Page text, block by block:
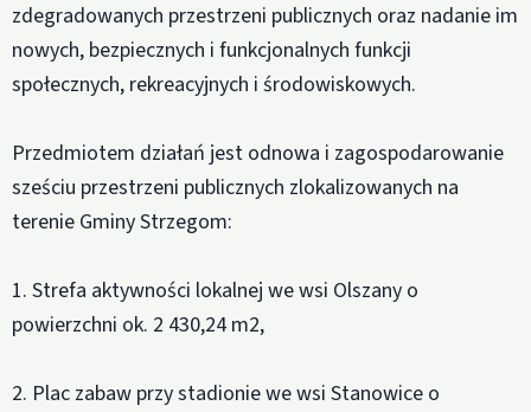
zdegradowanych przestrzeni publicznych oraz nadanie im
nowych, bezpiecznych i funkcjonalnych funkcji
społecznych, rekreacyjnych i środowiskowych.
Przedmiotem działań jest odnowa i zagospodarowanie
sześciu przestrzeni publicznych zlokalizowanych na
terenie Gminy Strzegom:
1. Strefa aktywności lokalnej we wsi Olszany o
powierzchni ok. 2 430,24 m2,
2. Plac zabaw przy stadionie we wsi Stanowice o